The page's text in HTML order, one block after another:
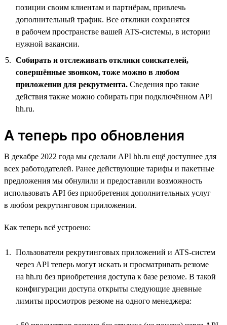
позиции своим клиентам и партнёрам, привлечь
дополнительный трафик. Все отклики сохранятся
в рабочем пространстве вашей ATS-системы, в истории
нужной вакансии.
Собирать и отслеживать отклики соискателей,
совершённые звонком, тоже можно в любом
приложении для рекрутмента. Сведения про такие
действия также можно собирать при подключённом API
hh.ru.
А теперь про обновления
В декабре 2022 года мы сделали API hh.ru ещё доступнее для
всех работодателей. Ранее действующие тарифы и пакетные
предложения мы обнулили и предоставили возможность
использовать API без приобретения дополнительных услуг
в любом рекрутинговом приложении.
Как теперь всё устроено:
Пользователи рекрутинговых приложений и ATS-систем
через API теперь могут искать и просматривать резюме
на hh.ru без приобретения доступа к базе резюме. В такой
конфигурации доступа открыты следующие дневные
лимиты просмотров резюме на одного менеджера: